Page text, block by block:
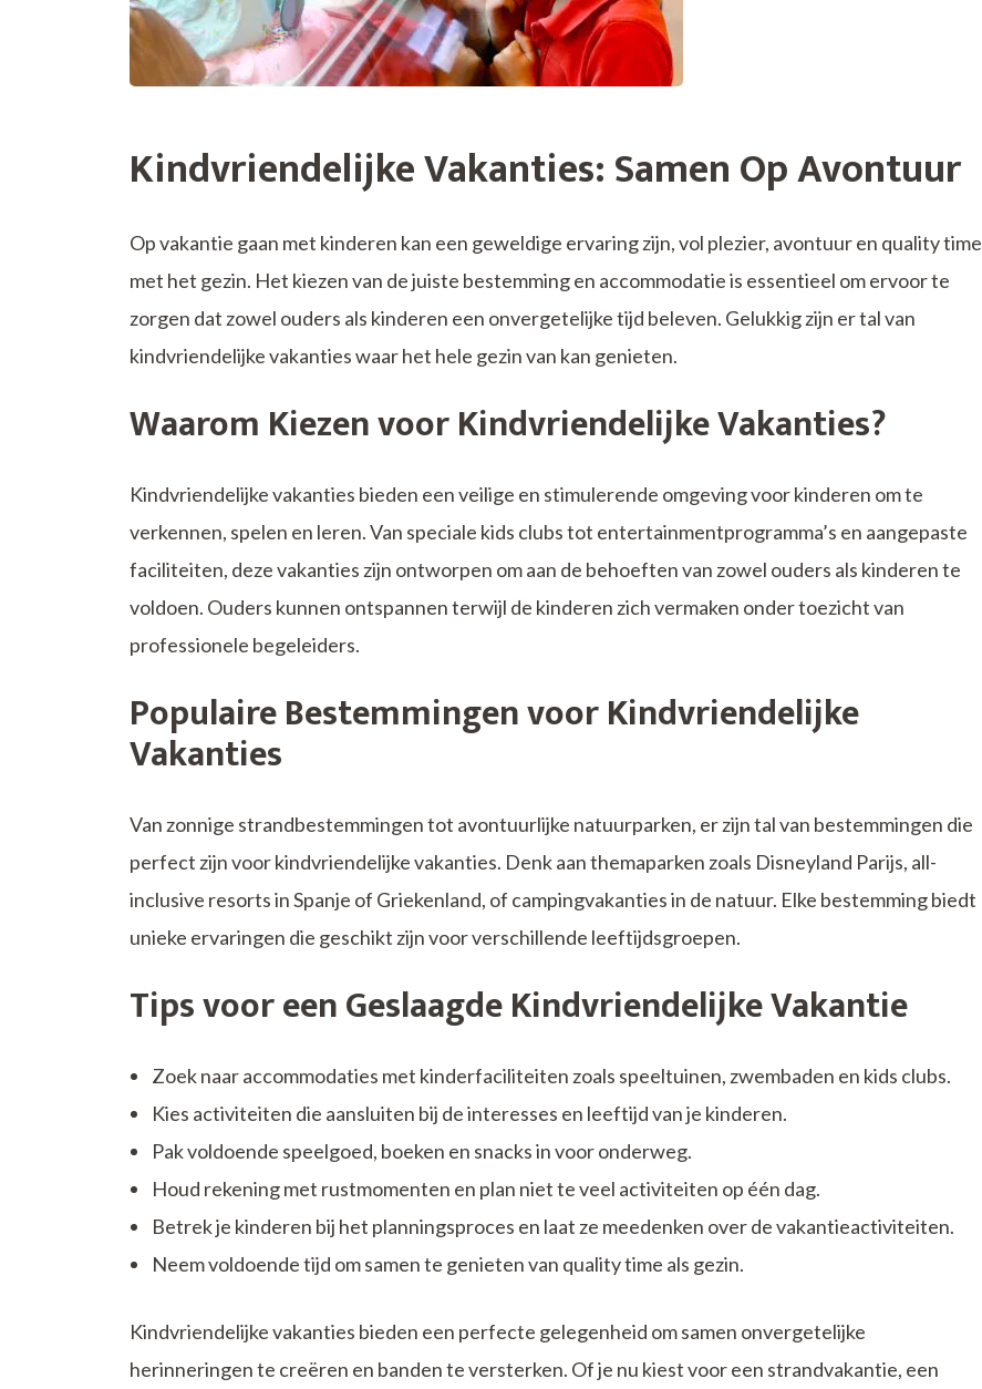
Kindvriendelijke Vakanties: Samen Op Avontuur
Op vakantie gaan met kinderen kan een geweldige ervaring zijn, vol plezier, avontuur en quality time
met het gezin. Het kiezen van de juiste bestemming en accommodatie is essentieel om ervoor te
zorgen dat zowel ouders als kinderen een onvergetelijke tijd beleven. Gelukkig zijn er tal van
kindvriendelijke vakanties waar het hele gezin van kan genieten.
Waarom Kiezen voor Kindvriendelijke Vakanties?
Kindvriendelijke vakanties bieden een veilige en stimulerende omgeving voor kinderen om te
verkennen, spelen en leren. Van speciale kids clubs tot entertainmentprogramma’s en aangepaste
faciliteiten, deze vakanties zijn ontworpen om aan de behoeften van zowel ouders als kinderen te
voldoen. Ouders kunnen ontspannen terwijl de kinderen zich vermaken onder toezicht van
professionele begeleiders.
Populaire Bestemmingen voor Kindvriendelijke
Vakanties
Van zonnige strandbestemmingen tot avontuurlijke natuurparken, er zijn tal van bestemmingen die
perfect zijn voor kindvriendelijke vakanties. Denk aan themaparken zoals Disneyland Parijs, all-
inclusive resorts in Spanje of Griekenland, of campingvakanties in de natuur. Elke bestemming biedt
unieke ervaringen die geschikt zijn voor verschillende leeftijdsgroepen.
Tips voor een Geslaagde Kindvriendelijke Vakantie
Zoek naar accommodaties met kinderfaciliteiten zoals speeltuinen, zwembaden en kids clubs.
Kies activiteiten die aansluiten bij de interesses en leeftijd van je kinderen.
Pak voldoende speelgoed, boeken en snacks in voor onderweg.
Houd rekening met rustmomenten en plan niet te veel activiteiten op één dag.
Betrek je kinderen bij het planningsproces en laat ze meedenken over de vakantieactiviteiten.
Neem voldoende tijd om samen te genieten van quality time als gezin.
Kindvriendelijke vakanties bieden een perfecte gelegenheid om samen onvergetelijke
herinneringen te creëren en banden te versterken. Of je nu kiest voor een strandvakantie, een